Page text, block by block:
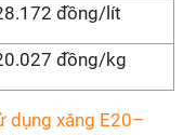
đồng/lít
đồng/kg
dụng xăng E20–